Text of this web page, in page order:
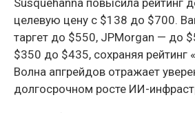
целевую цену с $138 до $700.
таргет до $550, JPMorgan — до
$350 до $435, сохраняя рейтинг
Волна апгрейдов отражает
долгосрочном росте ИИ-